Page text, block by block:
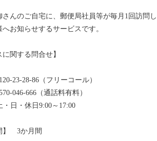
さんのご自宅に、郵便局社員等が毎月1回訪問
お知らせするサービスです。
関する問合せ】
23-28-86（フリーコール）
046-666（通話料有料）
日・休日9:00～17:00
】 3か月間